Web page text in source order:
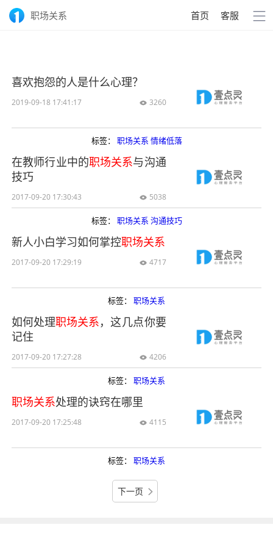
职场关系 首页 客服
喜欢抱怨的人是什么心理？
2019-09-18 17:41:17  3260
标签： 职场关系 情绪低落
在教师行业中的职场关系与沟通
技巧
2017-09-20 17:30:43  5038
标签： 职场关系 沟通技巧
新人小白学习如何掌控职场关系
2017-09-20 17:29:19  4717
标签： 职场关系
如何处理职场关系，这几点你要
记住
2017-09-20 17:27:28  4206
标签： 职场关系
职场关系处理的诀窍在哪里
2017-09-20 17:25:48  4115
标签： 职场关系
下一页 